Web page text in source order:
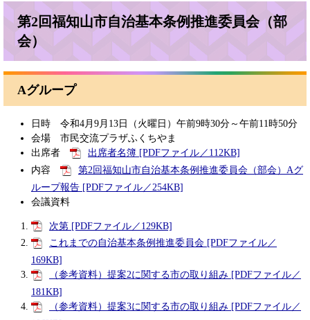
第2回福知山市自治基本条例推進委員会（部
会）
Aグループ
日時 令和4月9月13日（火曜日）午前9時30分～午前11時50分
会場 市民交流プラザふくちやま
出席者
出席者名簿 [PDFファイル／112KB]
内容
第2回福知山市自治基本条例推進委員会（部会）Aグ
ループ報告 [PDFファイル／254KB]
会議資料
次第 [PDFファイル／129KB]
これまでの自治基本条例推進委員会 [PDFファイル／
169KB]
（参考資料）提案2に関する市の取り組み [PDFファイル／
181KB]
（参考資料）提案3に関する市の取り組み [PDFファイル／